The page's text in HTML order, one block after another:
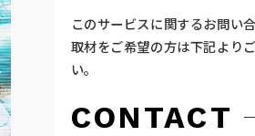
このサービスに関するお問い
取材をご希望の方は下記より
い。
CONTACT